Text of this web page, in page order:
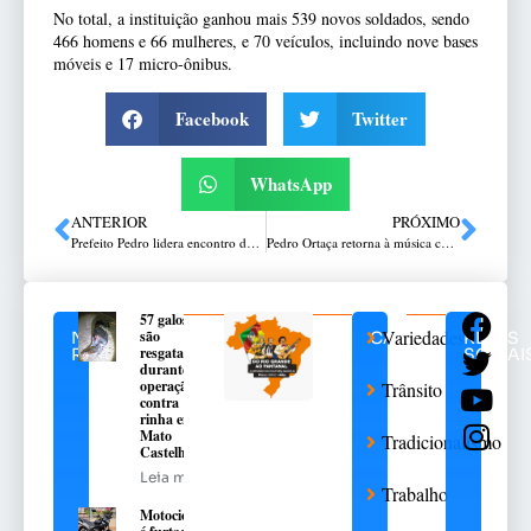
No total, a instituição ganhou mais 539 novos soldados, sendo
466 homens e 66 mulheres, e 70 veículos, incluindo nove bases
móveis e 17 micro-ônibus.
Facebook Twitter
WhatsApp
ANTERIOR
Prefeito Pedro lidera encontro da Frente Nacional de Prefeitos sobre políticas públicas para a Educação
PRÓXIMO
Pedro Ortaça retorna à música com “Pena Guarany” após meses de tratamento médico
NOTÍCIAS
RELACIONADAS
57 galos
são
resgatados
durante
operação
contra
rinha em
Mato
Castelhano
Leia mais
Motocicleta
CATEGORIAS
Variedades
Trânsito
Tradicionalismo
Trabalho
REDES